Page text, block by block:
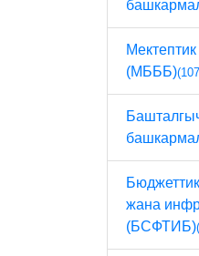
(МБББ)
жана
(БСФТИБ)